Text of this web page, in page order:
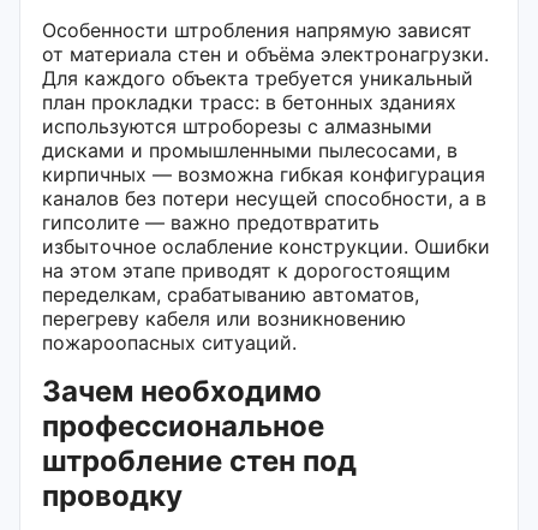
Особенности штробления напрямую зависят
от материала стен и объёма электронагрузки.
Для каждого объекта требуется уникальный
план прокладки трасс: в бетонных зданиях
используются штроборезы с алмазными
дисками и промышленными пылесосами, в
кирпичных — возможна гибкая конфигурация
каналов без потери несущей способности, а в
гипсолите — важно предотвратить
избыточное ослабление конструкции. Ошибки
на этом этапе приводят к дорогостоящим
переделкам, срабатыванию автоматов,
перегреву кабеля или возникновению
пожароопасных ситуаций.
Зачем необходимо
профессиональное
штробление стен под
проводку